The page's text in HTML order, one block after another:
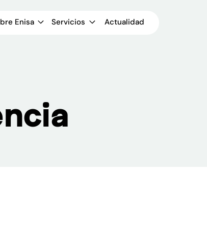
Enisa Servicios Actualidad